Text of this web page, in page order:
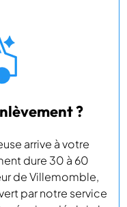
?
arrive à votre
dure 30 à 60
de Villemomble,
par notre service